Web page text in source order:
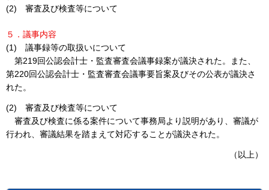
(2) 審査及び検査等について
５．議事内容
(1) 議事録等の取扱いについて
第219回公認会計士・監査審査会議事録案が議決された。また、
第220回公認会計士・監査審査会議事要旨案及びその公表が議決さ
れた。
(2) 審査及び検査等について
審査及び検査に係る案件について事務局より説明があり、審議が
行われ、審議結果を踏まえて対応することが議決された。
（以上）